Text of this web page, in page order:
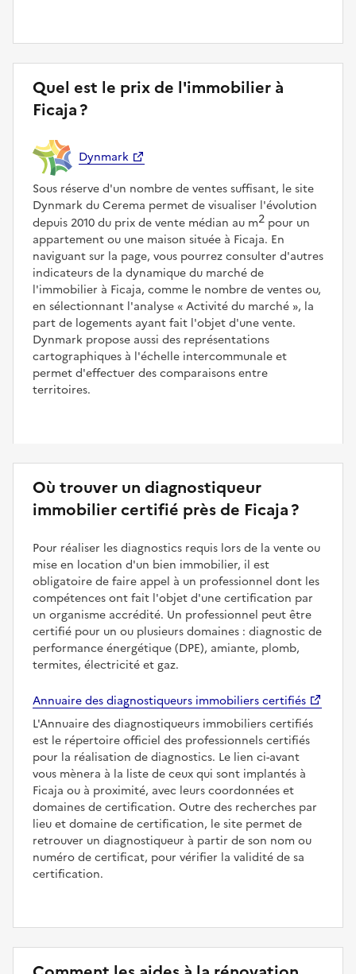
Quel est le prix de l'immobilier à
Ficaja ?
Dynmark
Sous réserve d'un nombre de ventes suffisant, le site
Dynmark du Cerema permet de visualiser l'évolution
depuis 2010 du prix de vente médian au m2 pour un
appartement ou une maison située à Ficaja. En
naviguant sur la page, vous pourrez consulter d'autres
indicateurs de la dynamique du marché de
l'immobilier à Ficaja, comme le nombre de ventes ou,
en sélectionnant l'analyse
Activité du marché , la
part de logements ayant fait l'objet d'une vente.
Dynmark propose aussi des représentations
cartographiques à l'échelle intercommunale et
permet d'effectuer des comparaisons entre
territoires.
Où trouver un diagnostiqueur
immobilier certifié près de Ficaja ?
Pour réaliser les diagnostics requis lors de la vente ou
mise en location d'un bien immobilier, il est
obligatoire de faire appel à un professionnel dont les
compétences ont fait l'objet d'une certification par
un organisme accrédité. Un professionnel peut être
certifié pour un ou plusieurs domaines : diagnostic de
performance énergétique (DPE), amiante, plomb,
termites, électricité et gaz.
Annuaire des diagnostiqueurs immobiliers certifiés
L'Annuaire des diagnostiqueurs immobiliers certifiés
est le répertoire officiel des professionnels certifiés
pour la réalisation de diagnostics. Le lien ci-avant
vous mènera à la liste de ceux qui sont implantés à
Ficaja ou à proximité, avec leurs coordonnées et
domaines de certification. Outre des recherches par
lieu et domaine de certification, le site permet de
retrouver un diagnostiqueur à partir de son nom ou
numéro de certificat, pour vérifier la validité de sa
certification.